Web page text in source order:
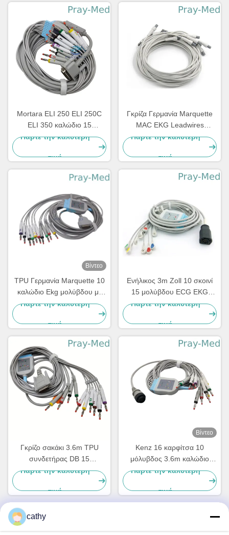
Mortara ELI 250 ELI 250C
ELI 350 καλώδιο 15
ΚΑΡΦΊΤΣΑ 3.6m EKG
Πάρτε την καλύτερη
τιμή
Γκρίζα Γερμανία Marquette
MAC EKG Leadwires
420101-002 10 AHA 1.2M
Πάρτε την καλύτερη
τιμή
Βίντεο
TPU Γερμανία Marquette 10
καλώδιο Ekg μολύβδου με
την μπανάνα 4,0 2029893-
Πάρτε την καλύτερη
τιμή
Ενήλικος 3m Zoll 10 σκοινί
15 μολύβδου ECG EKG
καρφίτσα για το Μ και το Ε
Πάρτε την καλύτερη
τιμή
Γκρίζο σακάκι 3.6m TPU
συνδετήρας DB 15
μολύβδου IEC 10 καλωδίων
Πάρτε την καλύτερη
τιμή
Βίντεο
Kenz 16 καρφίτσα 10
μόλυβδος 3.6m καλώδιο
EKG με το τέλος 63050074
μπανανών 63050075 PC-
104
Πάρτε την καλύτερη
τιμή
cathy